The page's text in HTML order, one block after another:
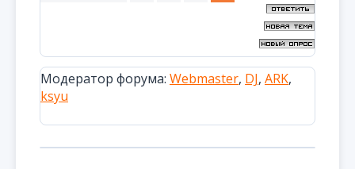
Модератор форума: Webmaster, DJ, ARK,
ksyu